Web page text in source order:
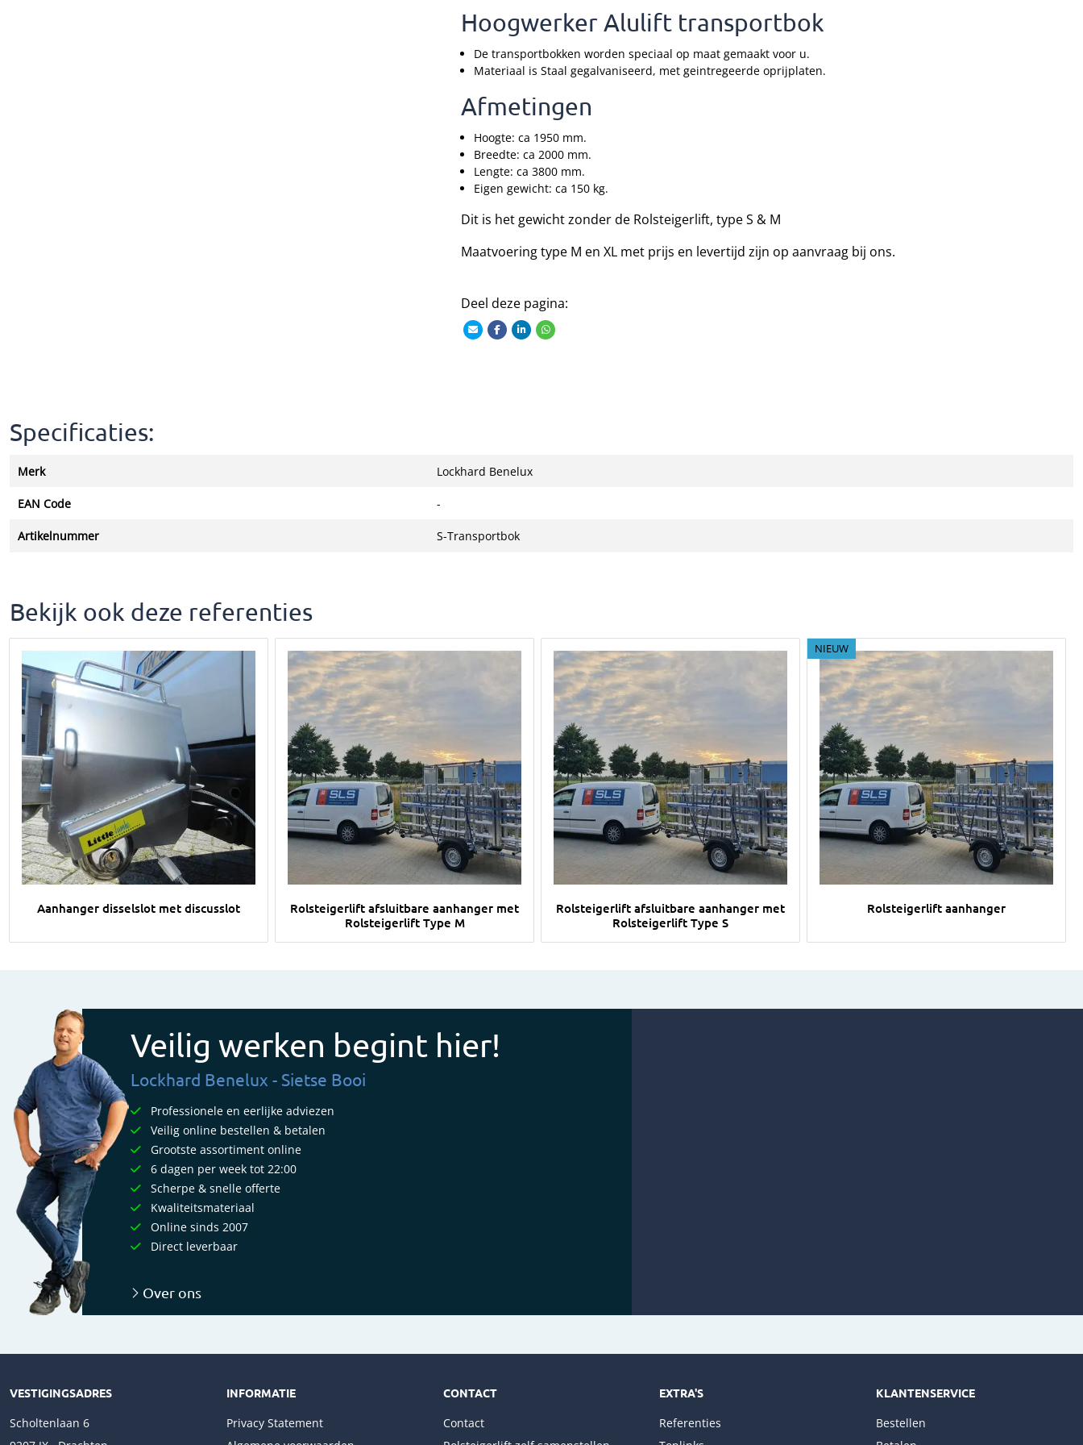
Hoogwerker Alulift transportbok
De transportbokken worden speciaal op maat gemaakt voor u.
Materiaal is Staal gegalvaniseerd, met geintregeerde oprijplaten.
Afmetingen
Hoogte: ca 1950 mm.
Breedte: ca 2000 mm.
Lengte: ca 3800 mm.
Eigen gewicht: ca 150 kg.
Dit is het gewicht zonder de Rolsteigerlift, type S & M
Maatvoering type M en XL met prijs en levertijd zijn op aanvraag bij ons.
Deel deze pagina:
Specificaties:
Merk Lockhard Benelux
EAN Code -
Artikelnummer S-Transportbok
Bekijk ook deze referenties
Aanhanger disselslot met discusslot
Rolsteigerlift afsluitbare aanhanger met
Rolsteigerlift Type M
Rolsteigerlift afsluitbare aanhanger met
Rolsteigerlift Type S
NIEUW
Rolsteigerlift aanhanger
Veilig werken begint hier!
Lockhard Benelux - Sietse Booi
Professionele en eerlijke adviezen
Veilig online bestellen & betalen
Grootste assortiment online
6 dagen per week tot 22:00
Scherpe & snelle offerte
Kwaliteitsmateriaal
Online sinds 2007
Direct leverbaar
Over ons
VESTIGINGSADRES
Scholtenlaan 6
INFORMATIE
Privacy Statement
CONTACT
Contact
EXTRA'S
Referenties
KLANTENSERVICE
Bestellen